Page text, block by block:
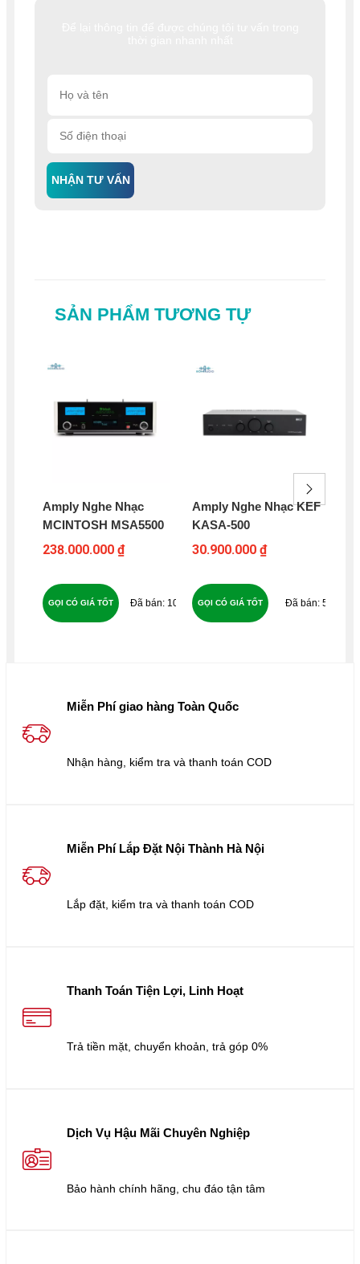
NHẬN TƯ VẤN
SẢN PHẨM TƯƠNG TỰ
Amply Nghe Nhạc
MCINTOSH MSA5500
238.000.000 ₫
107
GỌI CÓ GIÁ TỐT
Amply Nghe Nhạc KEF
KASA-500
30.900.000 ₫
54
GỌI CÓ GIÁ TỐT
Miễn Phí giao hàng Toàn Quốc
Nhận hàng, kiểm tra và thanh toán COD
Miễn Phí Lắp Đặt Nội Thành Hà Nội
Lắp đặt, kiểm tra và thanh toán COD
Thanh Toán Tiện Lợi, Linh Hoạt
Trả tiền mặt, chuyển khoản, trả góp 0%
Dịch Vụ Hậu Mãi Chuyên Nghiệp
Bảo hành chính hãng, chu đáo tận tâm